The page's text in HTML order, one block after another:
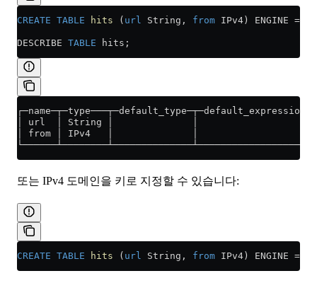
CREATE TABLE hits ( url String, from IPv4) ENGINE =
DESCRIBE TABLE hits;
│ url  │ String │              │
│ from │ IPv4   │              │
또는 IPv4 도메인을 키로 지정할 수 있습니다:
CREATE TABLE hits ( url String, from IPv4) ENGINE =